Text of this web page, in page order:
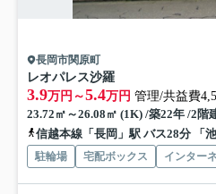
長岡市関原町
レオパレス沙羅
3.9万円～5.4万円 管理/共益費
23.72㎡～26.08㎡ (1K) /築22年 /2階
信越本線「長岡」駅 バス28分 「
駐輪場 宅配ボックス インター